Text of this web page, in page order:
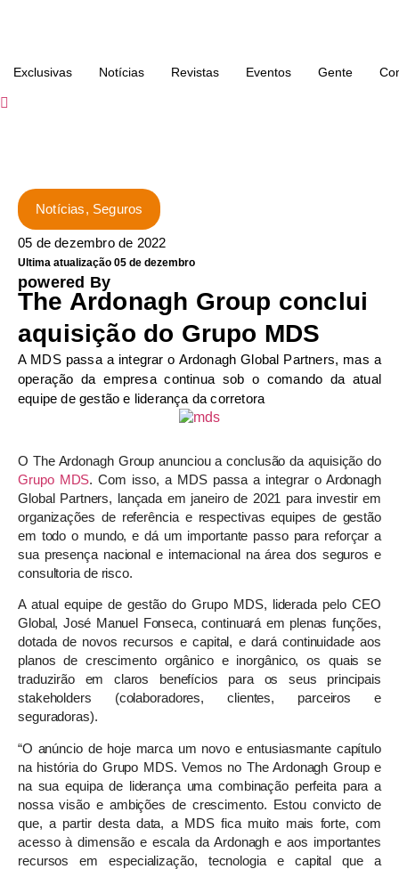
Exclusivas Notícias Revistas Eventos Gente
Notícias, Seguros
05 de dezembro de 2022
Ultima atualização 05 de dezembro
powered By
The Ardonagh Group conclui
aquisição do Grupo MDS
A MDS passa a integrar o Ardonagh Global Partners, mas a
operação da empresa continua sob o comando da atual
equipe de gestão e liderança da corretora
O The Ardonagh Group anunciou a conclusão da aquisição do
Grupo MDS. Com isso, a MDS passa a integrar o Ardonagh
Global Partners, lançada em janeiro de 2021 para investir em
organizações de referência e respectivas equipes de gestão
em todo o mundo, e dá um importante passo para reforçar a
sua presença nacional e internacional na área dos seguros e
consultoria de risco.
A atual equipe de gestão do Grupo MDS, liderada pelo CEO
Global, José Manuel Fonseca, continuará em plenas funções,
dotada de novos recursos e capital, e dará continuidade aos
planos de crescimento orgânico e inorgânico, os quais se
traduzirão em claros benefícios para os seus principais
stakeholders (colaboradores, clientes, parceiros e
seguradoras).
“O anúncio de hoje marca um novo e entusiasmante capítulo
na história do Grupo MDS. Vemos no The Ardonagh Group e
na sua equipa de liderança uma combinação perfeita para a
nossa visão e ambições de crescimento. Estou convicto de
que, a partir desta data, a MDS fica muito mais forte, com
acesso à dimensão e escala da Ardonagh e aos importantes
recursos em especialização, tecnologia e capital que a